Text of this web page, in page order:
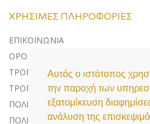
Αυτός ο ιστότοπος
την παροχή των
εξατομίκευση
ανάλυση της
ΧΡΉΣΙΜΕΣ ΠΛΗΡΟΦΟΡΊΕΣ
ΕΠΙΚΟΙΝΩΝΊΑ
ΌΡΟΙ ΧΡΉΣΗΣ
ΤΡΌΠΟΙ ΠΛΗΡΩΜΉΣ
ΤΡΌΠΟΙ ΑΠΟΣΤΟΛΉΣ
ΠΟΛΙΤΙΚΉ ΕΠΙΣΤΡΟΦΏΝ
ΠΟΛΙΤΙΚΉ ΠΡΟΣΤΑΣΊΑΣ